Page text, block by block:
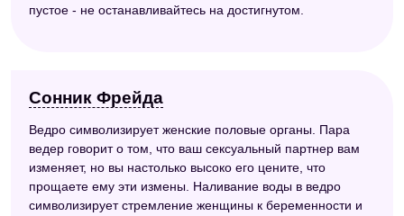
пустое - не останавливайтесь на достигнутом.
Сонник Фрейда
Ведро символизирует женские половые органы. Пара
ведер говорит о том, что ваш сексуальный партнер вам
изменяет, но вы настолько высоко его цените, что
прощаете ему эти измены. Наливание воды в ведро
символизирует стремление женщины к беременности и